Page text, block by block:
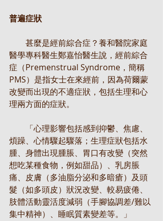
普遍症狀
甚麼是經前綜合症？養和醫院家庭
醫學專科醫生鄭嘉怡醫生說，經前綜合
症（Premenstrual Syndrome，簡稱
PMS）是指女士在來經前，因為荷爾蒙
改變而出現的不適症狀，包括生理和心
理兩方面的症狀。
「心理影響包括感到抑鬱、焦慮、
煩躁、心情驟起驟落；生理症狀包括水
腫、身體出現腫脹、胃口有改變（突然
想吃某種食物，例如甜品）、乳房脹
痛、皮膚（多油脂分泌和多暗瘡）及頭
髮（如多頭皮）狀況改變、較易疲倦、
肢體活動靈活度減弱（手腳協調差/難以
集中精神）、睡眠質素變差等。」